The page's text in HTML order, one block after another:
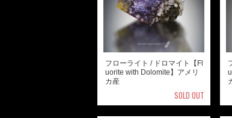
フローライト / ドロマイト【Fl
uorite with Dolomite】アメリ
カ産
SOLD OUT